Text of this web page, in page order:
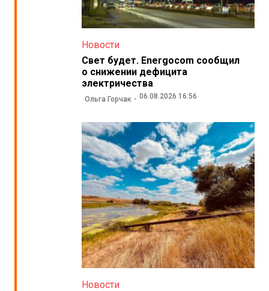
Новости
Свет будет. Energocom сообщил
о снижении дефицита
электричества
Ольга Горчак 06.08.2026 16:56
Новости